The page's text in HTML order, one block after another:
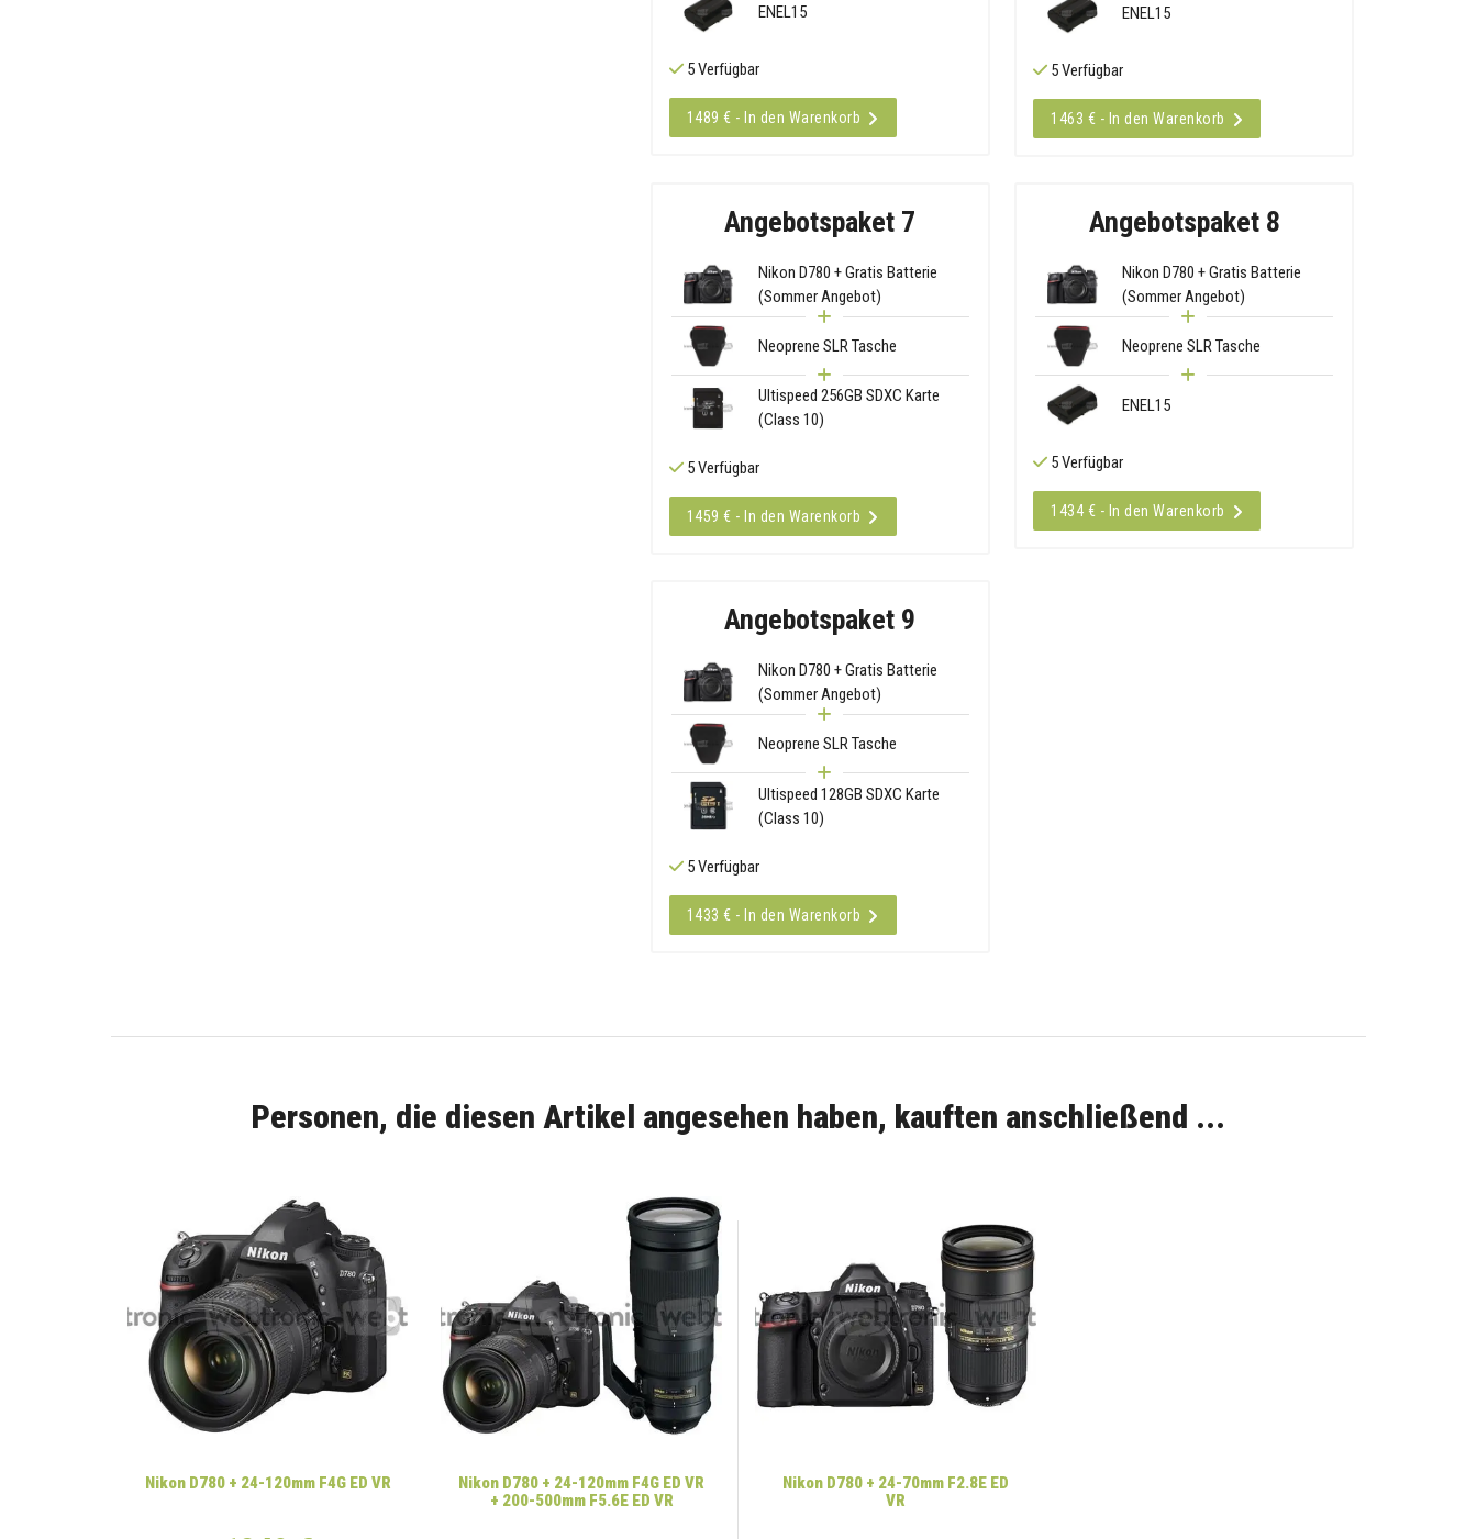
ENEL15
5 Verfügbar
1489 € - In den Warenkorb
ENEL15
5 Verfügbar
1463 € - In den Warenkorb
Angebotspaket 7
Nikon D780 + Gratis Batterie
(Sommer Angebot)
Neoprene SLR Tasche
Ultispeed 256GB SDXC Karte
(Class 10)
5 Verfügbar
1459 € - In den Warenkorb
Angebotspaket 8
Nikon D780 + Gratis Batterie
(Sommer Angebot)
Neoprene SLR Tasche
ENEL15
5 Verfügbar
1434 € - In den Warenkorb
Angebotspaket 9
Nikon D780 + Gratis Batterie
(Sommer Angebot)
Neoprene SLR Tasche
Ultispeed 128GB SDXC Karte
(Class 10)
5 Verfügbar
1433 € - In den Warenkorb
Personen, die diesen Artikel angesehen haben, kauften anschließend ...
Nikon D780 + 24-120mm F4G ED VR
Nikon D780 + 24-120mm F4G ED VR
+ 200-500mm F5.6E ED VR
Nikon D780 + 24-70mm F2.8E ED
VR